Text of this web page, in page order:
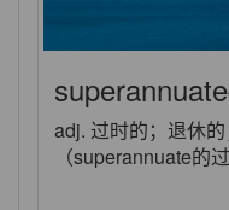
adj. 过时的；退休
（superannuate的